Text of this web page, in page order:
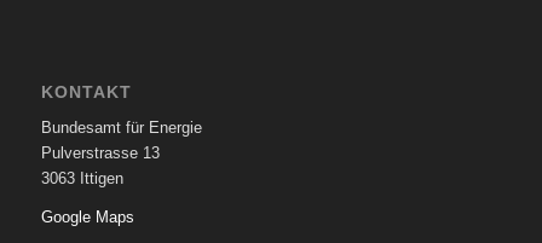
KONTAKT
Bundesamt für Energie
Pulverstrasse 13
3063 Ittigen
Google Maps